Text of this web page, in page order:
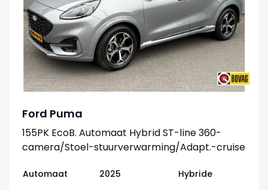
Ford Puma
155PK EcoB. Automaat Hybrid ST-line 360-
camera/Stoel-stuurverwarming/Adapt.-cruise
Automaat 2025 Hybride